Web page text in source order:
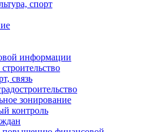
спорт
информации
связь
зонирование
контроль